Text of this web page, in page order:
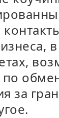
за